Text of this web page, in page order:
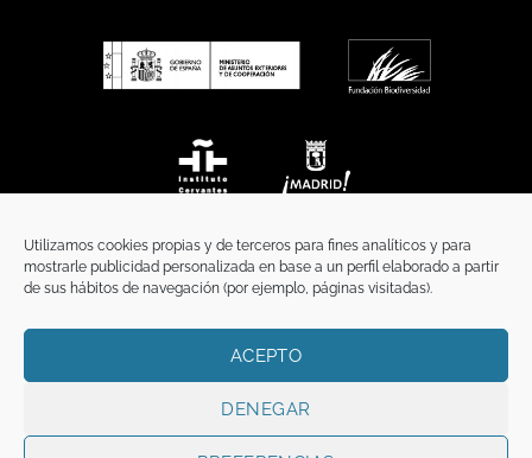
Utilizamos cookies propias y de terceros para fines analíticos y para
mostrarle publicidad personalizada en base a un perfil elaborado a partir
de sus hábitos de navegación (por ejemplo, páginas visitadas).
ACEPTO
DENEGAR
TÉRMINOS Y CONDICIONES
Copyright 2026 ©FunciFUNCI es titular de los derechos de propiedad